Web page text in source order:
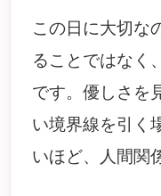
この日に大切な
ることではなく
です。優しさを
い境界線を引く
いほど、人間関